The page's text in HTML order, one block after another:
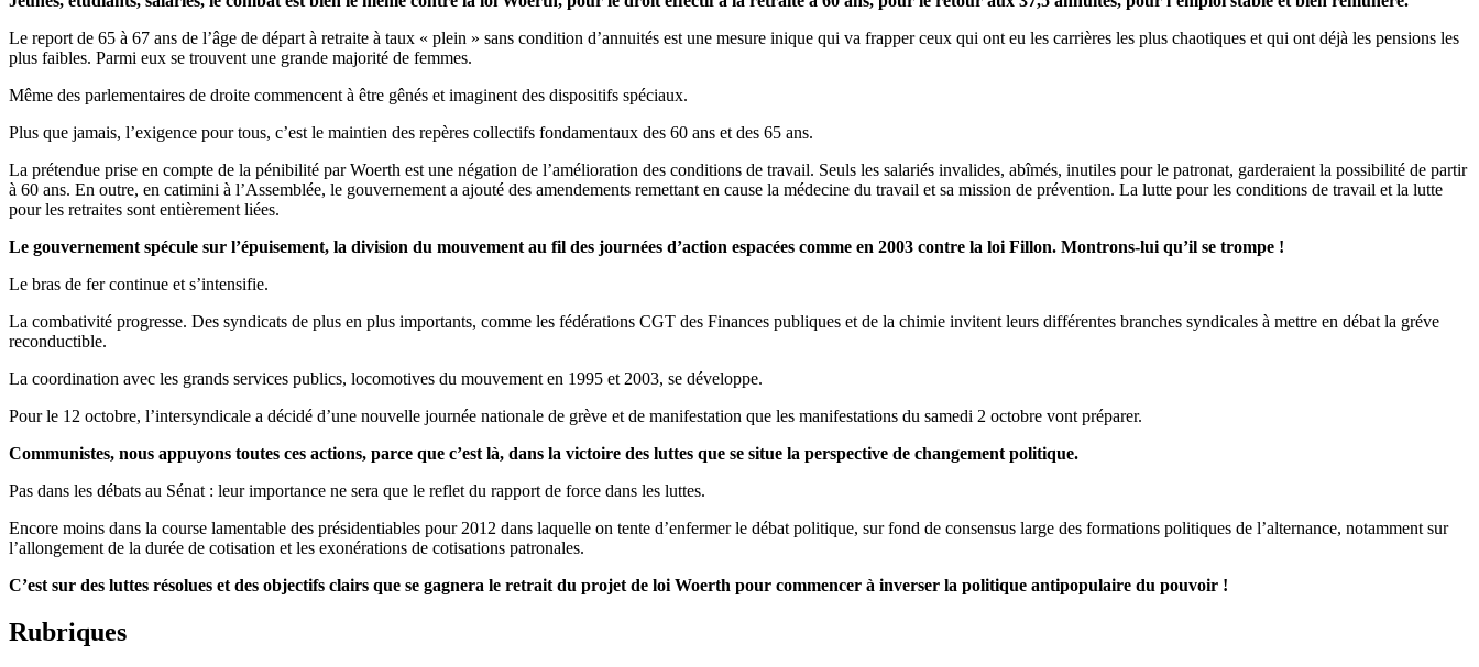
Le report de 65 à 67 ans de l’âge de départ à retraite à taux « plein » sans condition d’annuités est une mesure inique qui va frapper ceux qui ont eu les carrières les plus chaotiques et qui ont déjà les pensions les
plus faibles. Parmi eux se trouvent une grande majorité de femmes.
Même des parlementaires de droite commencent à être gênés et imaginent des dispositifs spéciaux.
Plus que jamais, l’exigence pour tous, c’est le maintien des repères collectifs fondamentaux des 60 ans et des 65 ans.
La prétendue prise en compte de la pénibilité par Woerth est une négation de l’amélioration des conditions de travail. Seuls les salariés invalides, abîmés, inutiles pour le patronat, garderaient la possibilité de partir
à 60 ans. En outre, en catimini à l’Assemblée, le gouvernement a ajouté des amendements remettant en cause la médecine du travail et sa mission de prévention. La lutte pour les conditions de travail et la lutte
pour les retraites sont entièrement liées.
Le gouvernement spécule sur l’épuisement, la division du mouvement au fil des journées d’action espacées comme en 2003 contre la loi Fillon. Montrons-lui qu’il se trompe !
Le bras de fer continue et s’intensifie.
La combativité progresse. Des syndicats de plus en plus importants, comme les fédérations CGT des Finances publiques et de la chimie invitent leurs différentes branches syndicales à mettre en débat la gréve
reconductible.
La coordination avec les grands services publics, locomotives du mouvement en 1995 et 2003, se développe.
Pour le 12 octobre, l’intersyndicale a décidé d’une nouvelle journée nationale de grève et de manifestation que les manifestations du samedi 2 octobre vont préparer.
Communistes, nous appuyons toutes ces actions, parce que c’est là, dans la victoire des luttes que se situe la perspective de changement politique.
Pas dans les débats au Sénat : leur importance ne sera que le reflet du rapport de force dans les luttes.
Encore moins dans la course lamentable des présidentiables pour 2012 dans laquelle on tente d’enfermer le débat politique, sur fond de consensus large des formations politiques de l’alternance, notamment sur
l’allongement de la durée de cotisation et les exonérations de cotisations patronales.
C’est sur des luttes résolues et des objectifs clairs que se gagnera le retrait du projet de loi Woerth pour commencer à inverser la politique antipopulaire du pouvoir !
Rubriques